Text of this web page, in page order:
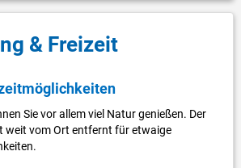
& Freizeit
Sie vor allem viel Natur genießen. Der
weit vom Ort entfernt für etwaige